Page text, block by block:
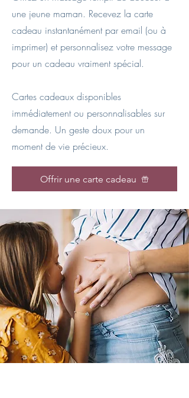
une jeune maman. Recevez la carte
cadeau instantanément par email (ou à
imprimer) et personnalisez votre message
pour un cadeau vraiment spécial.
Cartes cadeaux disponibles
immédiatement ou personnalisables sur
demande. Un geste doux pour un
moment de vie précieux.
Offrir une carte cadeau